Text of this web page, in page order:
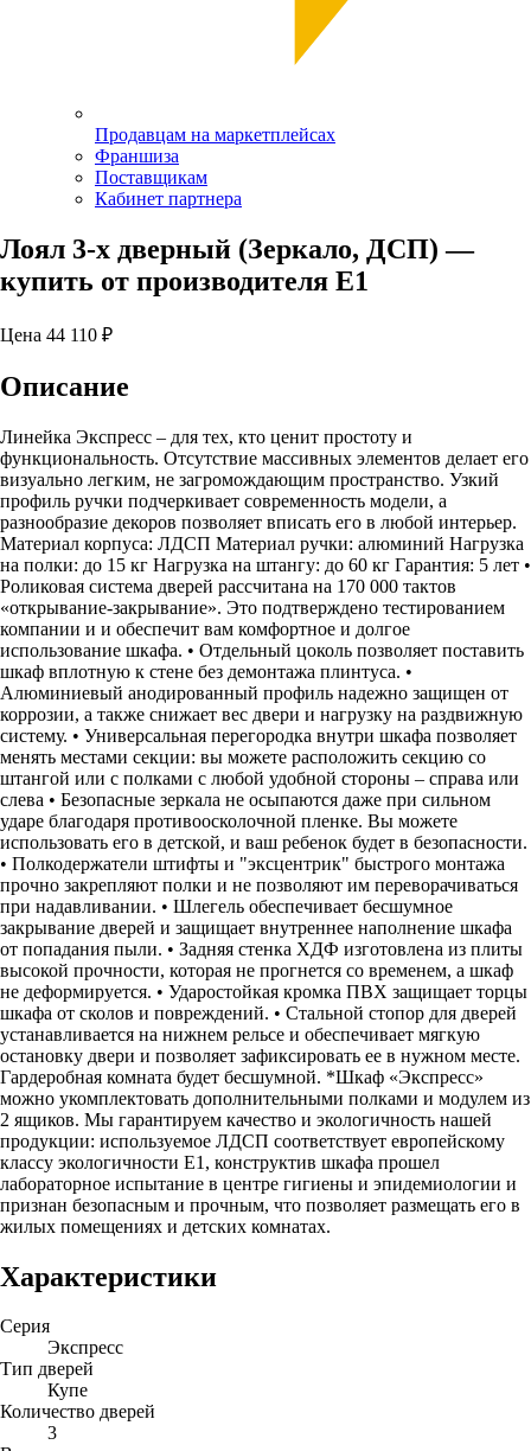
Продавцам на маркетплейсах
Франшиза
Поставщикам
Кабинет партнера
Лоял 3-х дверный (Зеркало, ДСП) —
купить от производителя Е1
Цена 44 110 ₽
Описание
Линейка Экспресс – для тех, кто ценит простоту и
функциональность. Отсутствие массивных элементов делает его
визуально легким, не загромождающим пространство. Узкий
профиль ручки подчеркивает современность модели, а
разнообразие декоров позволяет вписать его в любой интерьер.
Материал корпуса: ЛДСП Материал ручки: алюминий Нагрузка
на полки: до 15 кг Нагрузка на штангу: до 60 кг Гарантия: 5 лет •
Роликовая система дверей рассчитана на 170 000 тактов
«открывание-закрывание». Это подтверждено тестированием
компании и и обеспечит вам комфортное и долгое
использование шкафа. • Отдельный цоколь позволяет поставить
шкаф вплотную к стене без демонтажа плинтуса. •
Алюминиевый анодированный профиль надежно защищен от
коррозии, а также снижает вес двери и нагрузку на раздвижную
систему. • Универсальная перегородка внутри шкафа позволяет
менять местами секции: вы можете расположить секцию со
штангой или с полками с любой удобной стороны – справа или
слева • Безопасные зеркала не осыпаются даже при сильном
ударе благодаря противоосколочной пленке. Вы можете
использовать его в детской, и ваш ребенок будет в безопасности.
• Полкодержатели штифты и "эксцентрик" быстрого монтажа
прочно закрепляют полки и не позволяют им переворачиваться
при надавливании. • Шлегель обеспечивает бесшумное
закрывание дверей и защищает внутреннее наполнение шкафа
от попадания пыли. • Задняя стенка ХДФ изготовлена из плиты
высокой прочности, которая не прогнется со временем, а шкаф
не деформируется. • Ударостойкая кромка ПВХ защищает торцы
шкафа от сколов и повреждений. • Стальной стопор для дверей
устанавливается на нижнем рельсе и обеспечивает мягкую
остановку двери и позволяет зафиксировать ее в нужном месте.
Гардеробная комната будет бесшумной. *Шкаф «Экспресс»
можно укомплектовать дополнительными полками и модулем из
2 ящиков. Мы гарантируем качество и экологичность нашей
продукции: используемое ЛДСП соответствует европейскому
классу экологичности Е1, конструктив шкафа прошел
лабораторное испытание в центре гигиены и эпидемиологии и
признан безопасным и прочным, что позволяет размещать его в
жилых помещениях и детских комнатах.
Характеристики
Серия
Экспресс
Тип дверей
Купе
Количество дверей
3